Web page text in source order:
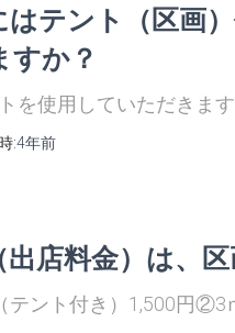
はテント（区画
すか？
を使用していただきま
:4年前
出店料金）は、
ント付き）1,500円②3